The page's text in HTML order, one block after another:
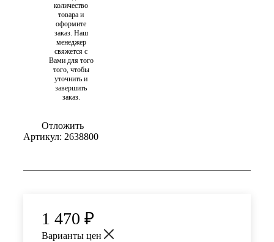
количество
товара и
оформите
заказ. Наш
менеджер
свяжется с
Вами для того
того, чтобы
уточнить и
завершить
заказ.
Отложить
Артикул: 2638800
1 470 ₽
Варианты цен